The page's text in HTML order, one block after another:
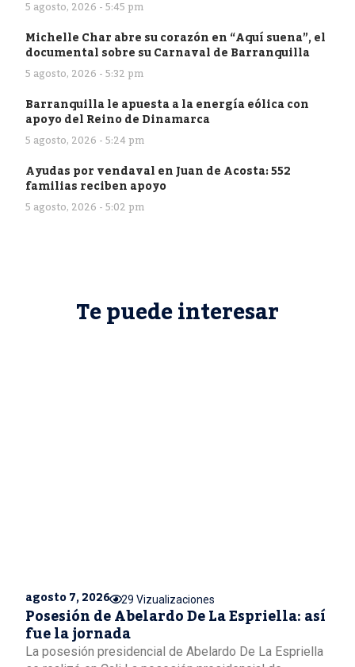
5 agosto, 2026 - 5:45 pm
Michelle Char abre su corazón en “Aquí suena”, el
documental sobre su Carnaval de Barranquilla
5 agosto, 2026 - 5:32 pm
Barranquilla le apuesta a la energía eólica con
apoyo del Reino de Dinamarca
5 agosto, 2026 - 5:24 pm
Ayudas por vendaval en Juan de Acosta: 552
familias reciben apoyo
5 agosto, 2026 - 5:02 pm
Te puede interesar
agosto 7, 2026 29 Vizualizaciones
Posesión de Abelardo De La Espriella: así
fue la jornada
La posesión presidencial de Abelardo De La Espriella